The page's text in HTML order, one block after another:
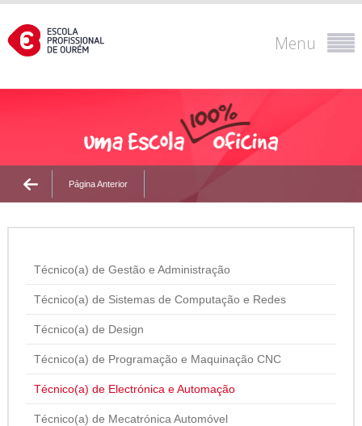
Menu
Página Anterior
Técnico(a) de Gestão e Administração
Técnico(a) de Sistemas de Computação e Redes
Técnico(a) de Design
Técnico(a) de Programação e Maquinação CNC
Técnico(a) de Electrónica e Automação
Técnico(a) de Mecatrónica Automóvel